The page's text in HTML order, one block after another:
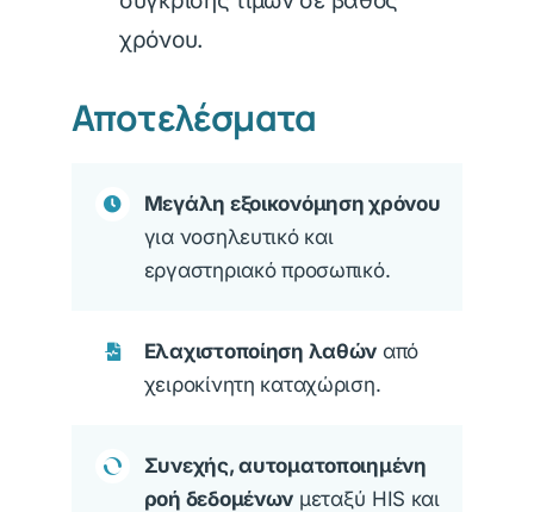
χρόνου.
Αποτελέσματα
Μεγάλη εξοικονόμηση χρόνου
για νοσηλευτικό και
εργαστηριακό προσωπικό.
Ελαχιστοποίηση λαθών από
χειροκίνητη καταχώριση.
Συνεχής, αυτοματοποιημένη
ροή δεδομένων μεταξύ HIS και